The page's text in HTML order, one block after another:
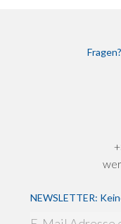
NEWSLETTER: